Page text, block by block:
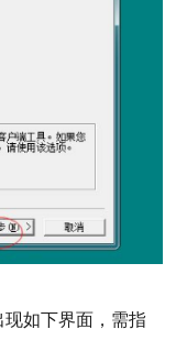
如下界面，需指